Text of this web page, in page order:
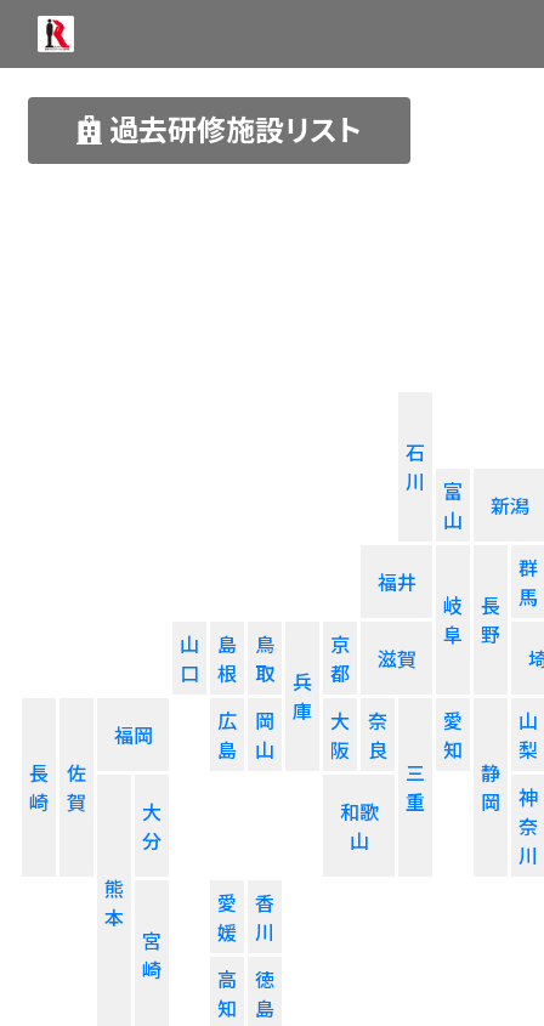
過去研修施設リスト
石
川
富
山
新潟
福井
岐
阜
長
野
群
馬
山
口
島
根
鳥
取
兵
庫
京
都
滋賀
長
崎
佐
賀
福岡
広
島
岡
山
大
阪
奈
良
三
重
愛
知
静
岡
山
梨
熊
本
大
分
和歌
山
神
奈
川
宮
崎
愛
媛
香
川
高
知
徳
島